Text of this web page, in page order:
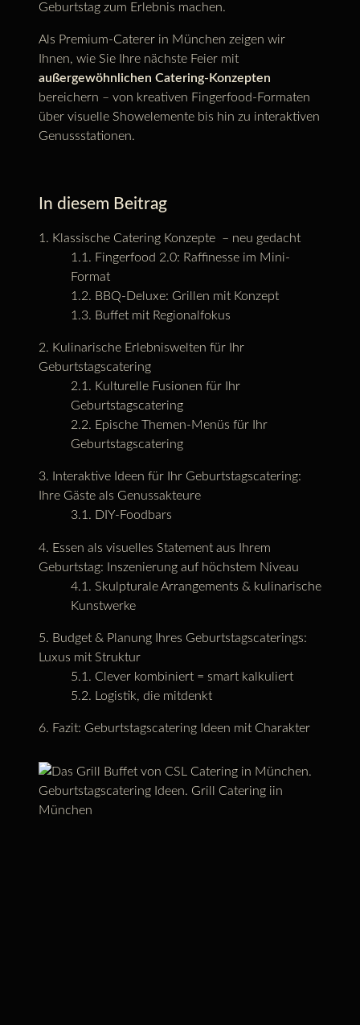
Geburtstag zum Erlebnis machen.
Als Premium-Caterer in München zeigen wir
Ihnen, wie Sie Ihre nächste Feier mit
außergewöhnlichen Catering-Konzepten
bereichern – von kreativen Fingerfood-Formaten
über visuelle Showelemente bis hin zu interaktiven
Genussstationen.
In diesem Beitrag
Klassische Catering Konzepte – neu gedacht
Fingerfood 2.0: Raffinesse im Mini-
Format
BBQ-Deluxe: Grillen mit Konzept
Buffet mit Regionalfokus
Kulinarische Erlebniswelten für Ihr
Geburtstagscatering
Kulturelle Fusionen für Ihr
Geburtstagscatering
Epische Themen-Menüs für Ihr
Geburtstagscatering
Interaktive Ideen für Ihr Geburtstagscatering:
Ihre Gäste als Genussakteure
DIY-Foodbars
Essen als visuelles Statement aus Ihrem
Geburtstag: Inszenierung auf höchstem Niveau
Skulpturale Arrangements & kulinarische
Kunstwerke
Budget & Planung Ihres Geburtstagscaterings:
Luxus mit Struktur
Clever kombiniert = smart kalkuliert
Logistik, die mitdenkt
Fazit: Geburtstagscatering Ideen mit Charakter